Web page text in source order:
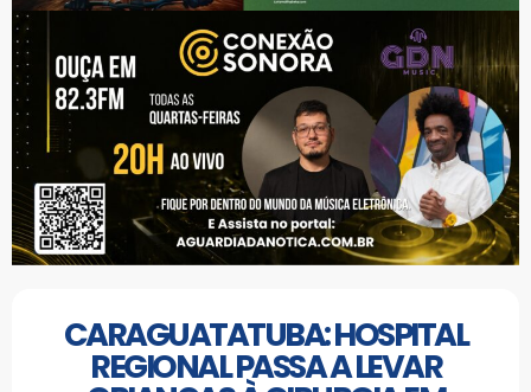
CARAGUATATUBA: HOSPITAL
REGIONAL PASSA A LEVAR